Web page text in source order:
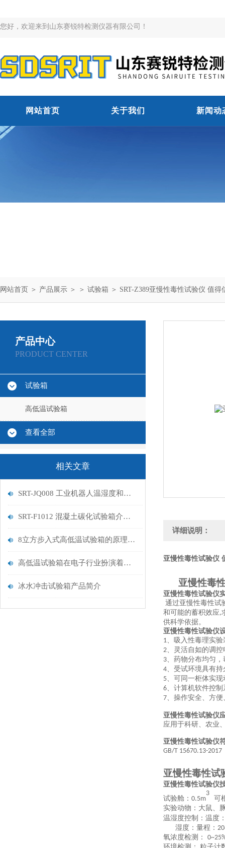
您好，欢迎来到山东赛锐特检测仪器有限公司！
网站首页 关于我们 新闻动
网站首页 ＞ 产品展示 ＞ ＞ 试验箱 ＞ SRT-Z389亚慢性毒性试验仪 值得
产品中心
PRODUCT CENTER
试验箱
高低温试验箱
查看全部
相关文章
SRT-JQ008 工业机器人温湿度和气压试验箱的应用介绍 符合检测标准
SRT-F1012 混凝土碳化试验箱介绍 操作简单便捷
8立方步入式高低温试验箱的原理是什么 提供技术指导 山东赛锐特
高低温试验箱在电子行业扮演着关键的角色
冰水冲击试验箱产品简介
详细说明：
亚慢性毒性试验仪
亚慢性毒
亚慢性毒性试验仪
通过亚慢性毒性试
和可能的蓄积效应,
供科学依据。
亚慢性毒性试验仪
1、吸入性毒理实验
2、灵活自如的调
3、药物分布均匀
4、受试环境具有
5、可同一柜体实
6、计算机软件控
7、操作安全、方便
亚慢性毒性试验仪
应用于科研、农业
亚慢性毒性试验仪
GB/T 15670.13-2017
亚慢性毒性试
亚慢性毒性试验仪
试验舱： 0.5m
3
可
实验动物：大鼠、
温湿度控制：温度
湿度：量程：
氧浓度检测：